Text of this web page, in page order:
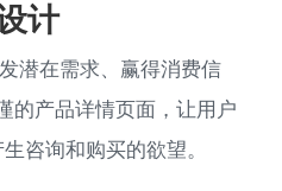
计
潜在需求、赢得消费信
的产品详情页面，让用户
咨询和购买的欲望。